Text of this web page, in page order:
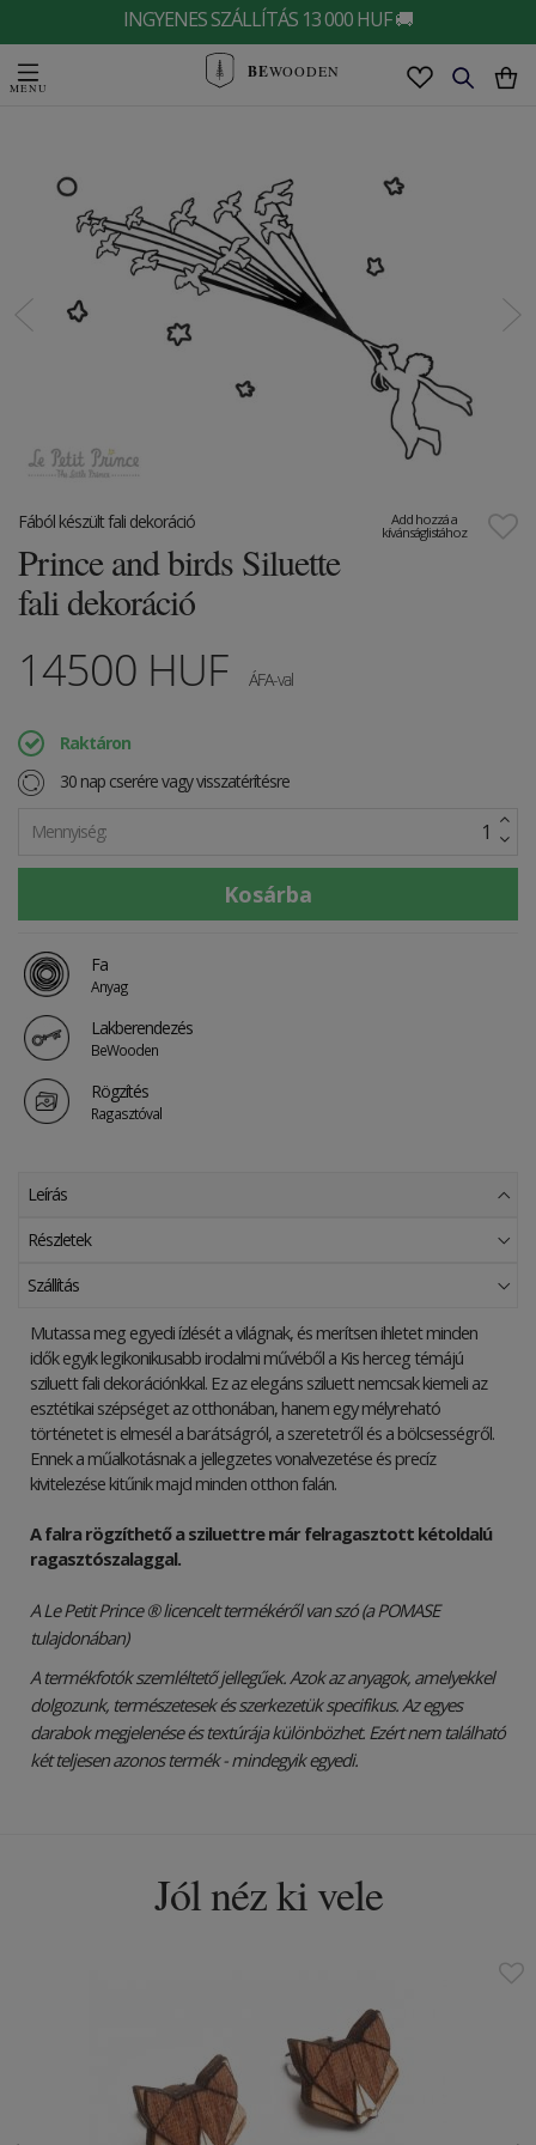
INGYENES SZÁLLÍTÁS 13 000 HUF 🚚
BEWOODEN
Add hozzá a
kívánságlistához
Fából készült fali dekoráció
Prince and birds Siluette
fali dekoráció
14500 HUF ÁFA-val
Raktáron
30 nap cserére vagy visszatérítésre
Mennyiség:
Fa
Anyag
Lakberendezés
BeWooden
Rögzítés
Ragasztóval
Leírás
Részletek
Szállítás
Mutassa meg egyedi ízlését a világnak, és merítsen ihletet minden
idők egyik legikonikusabb irodalmi művéből a Kis herceg témájú
sziluett fali dekorációnkkal. Ez az elegáns sziluett nemcsak kiemeli az
esztétikai szépséget az otthonában, hanem egy mélyreható
történetet is elmesél a barátságról, a szeretetről és a bölcsességről.
Ennek a műalkotásnak a jellegzetes vonalvezetése és precíz
kivitelezése kitűnik majd minden otthon falán.
A falra rögzíthető a sziluettre már felragasztott kétoldalú
ragasztószalaggal.
A Le Petit Prince ® licencelt termékéről van szó (a POMASE
tulajdonában)
A termékfotók szemléltető jellegűek. Azok az anyagok, amelyekkel
dolgozunk, természetesek és szerkezetük specifikus. Az egyes
darabok megjelenése és textúrája különbözhet. Ezért nem található
két teljesen azonos termék - mindegyik egyedi.
Jól néz ki vele